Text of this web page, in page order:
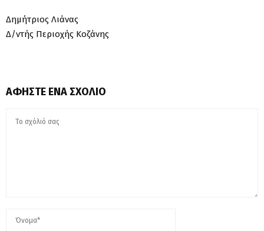
Δημήτριος Λιάνας
Δ/ντής Περιοχής Κοζάνης
ΑΦΉΣΤΕ ΈΝΑ ΣΧΌΛΙΟ